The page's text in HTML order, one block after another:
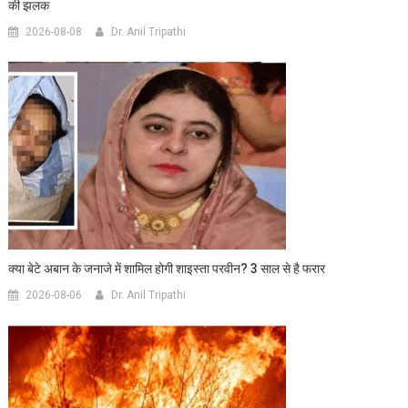
की झलक
2026-08-08 Dr. Anil Tripathi
क्या बेटे अबान के जनाजे में शामिल होगी शाइस्ता परवीन? 3 साल से है फरार
2026-08-06 Dr. Anil Tripathi